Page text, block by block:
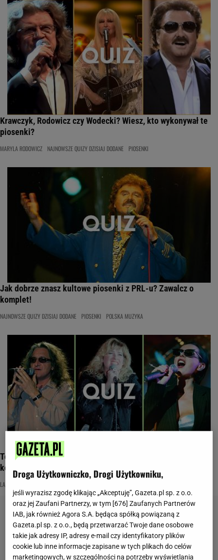
Krawczyk, Rodowicz czy Wodecki? Wiesz, kto wykonywał te
piosenki?
MARYLA RODOWICZ NAJNOWSZE QUIZY DZISIAJ DODANE PIOSENKI
Jak dobrze znasz kultowe piosenki z PRL-u? Zawalcz o
komplet!
NAJNOWSZE QUIZY DZISIAJ DODANE PIOSENKI POLSKA MUZYKA
Ten quiz sprawi, że zanucisz swoje ulubione hity! Zgarniesz
komplet?
LATA 80.
Droga Użytkowniczko, Drogi Użytkowniku,
jeśli wyrazisz zgodę klikając „Akceptuję”, Gazeta.pl sp. z o.o.
oraz jej Zaufani Partnerzy, w tym [ 676 ] Zaufanych Partnerów
IAB, jak również Agora S.A. będąca spółką powiązaną z
Gazeta.pl sp. z o.o., będą przetwarzać Twoje dane osobowe
takie jak adresy IP, adresy e-mail czy identyfikatory plików
cookie lub inne informacje zapisane w tych plikach do celów
marketingowych, w szczególności na potrzeby wyświetlania